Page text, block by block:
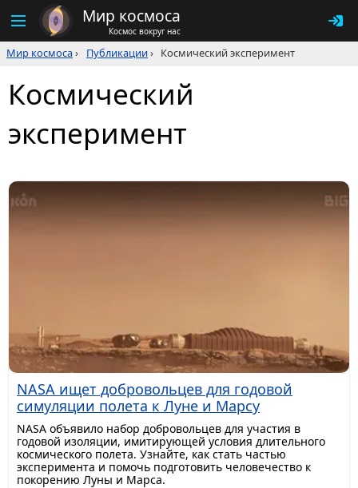
Мир космоса
Космос вокруг нас
Мир космоса› Публикации› Космический эксперимент
Космический
эксперимент
NASA ищет добровольцев для годовой
симуляции полета к Луне и Марсу
NASA объявило набор добровольцев для участия в
годовой изоляции, имитирующей условия длительного
космического полета. Узнайте, как стать частью
эксперимента и помочь подготовить человечество к
покорению Луны и Марса.